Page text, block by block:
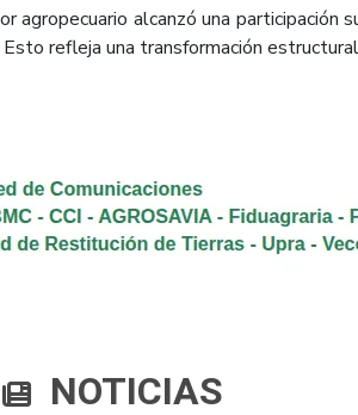
agropecuario alcanzó una
refleja una transformación
NOTICIAS